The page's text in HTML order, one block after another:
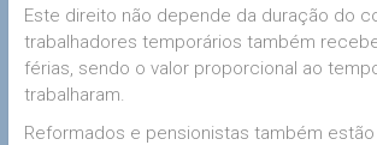
Este direito não depende da duração do
trabalhadores temporários também
férias, sendo o valor proporcional ao
trabalharam.
Reformados e pensionistas também